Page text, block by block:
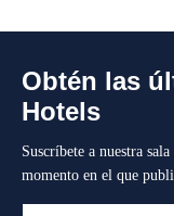
Obtén las
Hotels
Suscríbete a nuestra
momento en el que